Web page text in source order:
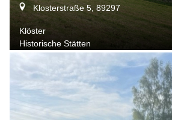
Klosterstraße 5, 89297
Klöster
Historische Stätten